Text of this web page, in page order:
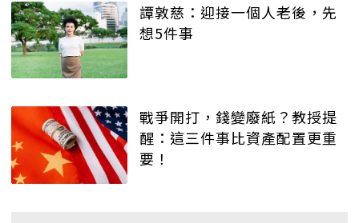
譚敦慈：迎接一個人老後，先
想5件事
戰爭開打，錢變廢紙？教授提
醒：這三件事比資產配置更重
要！